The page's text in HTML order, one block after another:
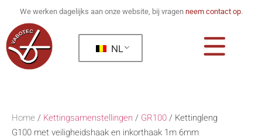
We werken dagelijks aan onze website, bij vragen neem contact op.
NL
Home / Kettingsamenstellingen / GR100/ Kettingleng
G100 met veiligheidshaak en inkorthaak 1m 6mm